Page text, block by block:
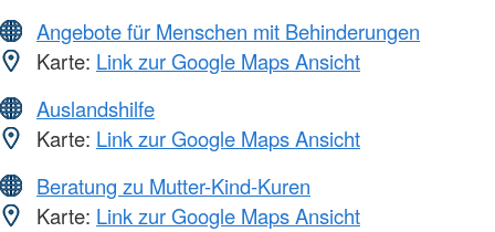
Angebote für Menschen mit Behinderungen
Karte: Link zur Google Maps Ansicht
Auslandshilfe
Karte: Link zur Google Maps Ansicht
Beratung zu Mutter-Kind-Kuren
Karte: Link zur Google Maps Ansicht